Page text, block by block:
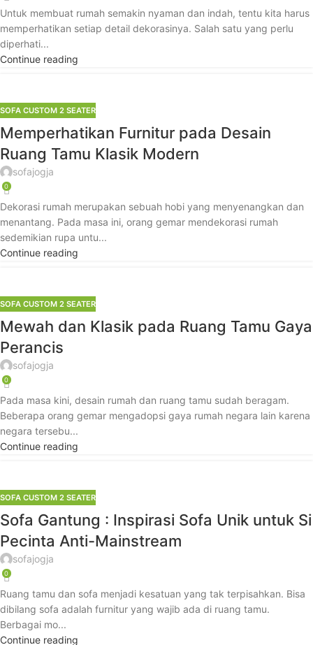
Untuk membuat rumah semakin nyaman dan indah, tentu kita harus
memperhatikan setiap detail dekorasinya. Salah satu yang perlu
diperhati...
Continue reading
SOFA CUSTOM 2 SEATER
Memperhatikan Furnitur pada Desain
Ruang Tamu Klasik Modern
sofajogja
0
Dekorasi rumah merupakan sebuah hobi yang menyenangkan dan
menantang. Pada masa ini, orang gemar mendekorasi rumah
sedemikian rupa untu...
Continue reading
SOFA CUSTOM 2 SEATER
Mewah dan Klasik pada Ruang Tamu Gaya
Perancis
sofajogja
0
Pada masa kini, desain rumah dan ruang tamu sudah beragam.
Beberapa orang gemar mengadopsi gaya rumah negara lain karena
negara tersebu...
Continue reading
SOFA CUSTOM 2 SEATER
Sofa Gantung : Inspirasi Sofa Unik untuk Si
Pecinta Anti-Mainstream
sofajogja
0
Ruang tamu dan sofa menjadi kesatuan yang tak terpisahkan. Bisa
dibilang sofa adalah furnitur yang wajib ada di ruang tamu.
Berbagai mo...
Continue reading